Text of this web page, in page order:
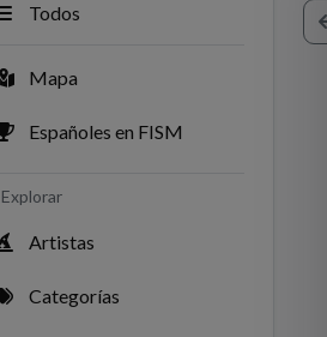
Todos
Mapa
Españoles en FISM
Explorar
Artistas
Categorías